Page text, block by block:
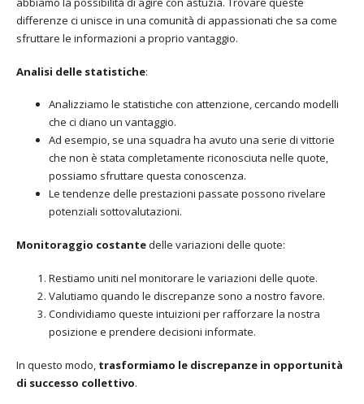
differenze ci unisce in una comunità di appassionati che sa come
sfruttare le informazioni a proprio vantaggio.
Analisi delle statistiche:
Analizziamo le statistiche con attenzione, cercando modelli
che ci diano un vantaggio.
Ad esempio, se una squadra ha avuto una serie di vittorie
che non è stata completamente riconosciuta nelle quote,
possiamo sfruttare questa conoscenza.
Le tendenze delle prestazioni passate possono rivelare
potenziali sottovalutazioni.
Monitoraggio costantedelle variazioni delle quote:
Restiamo uniti nel monitorare le variazioni delle quote.
Valutiamo quando le discrepanze sono a nostro favore.
Condividiamo queste intuizioni per rafforzare la nostra
posizione e prendere decisioni informate.
In questo modo, trasformiamo le discrepanze in opportunità
di successo collettivo.